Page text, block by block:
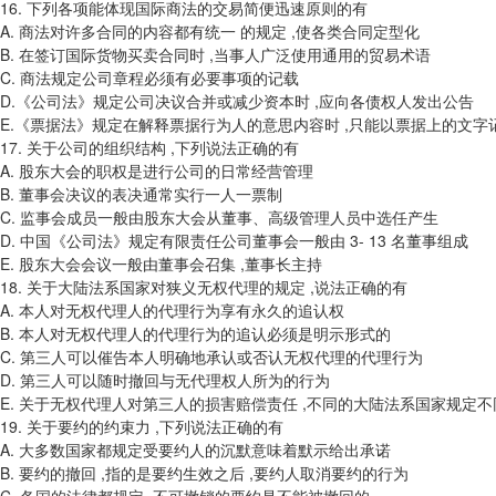
16. 下列各项能体现国际商法的交易简便迅速原则的有
A. 商法对许多合同的内容都有统一 的规定 ,使各类合同定型化
B. 在签订国际货物买卖合同时 ,当事人广泛使用通用的贸易术语
C. 商法规定公司章程必须有必要事项的记载
D.《公司法》规定公司决议合并或减少资本时 ,应向各债权人发出公告
E.《票据法》规定在解释票据行为人的意思内容时 ,只能以票据上的文字
17. 关于公司的组织结构 ,下列说法正确的有
A. 股东大会的职权是进行公司的日常经营管理
B. 董事会决议的表决通常实行一人一票制
C. 监事会成员一般由股东大会从董事、高级管理人员中选任产生
D. 中国《公司法》规定有限责任公司董事会一般由 3- 13 名董事组成
E. 股东大会会议一般由董事会召集 ,董事长主持
18. 关于大陆法系国家对狭义无权代理的规定 ,说法正确的有
A. 本人对无权代理人的代理行为享有永久的追认权
B. 本人对无权代理人的代理行为的追认必须是明示形式的
C. 第三人可以催告本人明确地承认或否认无权代理的代理行为
D. 第三人可以随时撤回与无代理权人所为的行为
E. 关于无权代理人对第三人的损害赔偿责任 ,不同的大陆法系国家规定不
19. 关于要约的约束力 ,下列说法正确的有
A. 大多数国家都规定受要约人的沉默意味着默示给出承诺
B. 要约的撤回 ,指的是要约生效之后 ,要约人取消要约的行为